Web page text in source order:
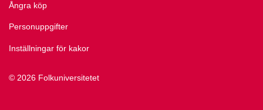
© 2026 Folkuniversitetet
Ångra köp
Personuppgifter
Inställningar för kakor